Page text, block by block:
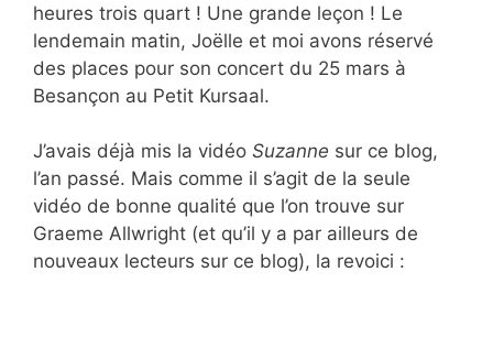
heures trois quart ! Une grande leçon ! Le
lendemain matin, Joëlle et moi avons réservé
des places pour son concert du 25 mars à
Besançon au Petit Kursaal.
J’avais déjà mis la vidéo Suzanne sur ce blog,
l’an passé. Mais comme il s’agit de la seule
vidéo de bonne qualité que l’on trouve sur
Graeme Allwright (et qu’il y a par ailleurs de
nouveaux lecteurs sur ce blog), la revoici :